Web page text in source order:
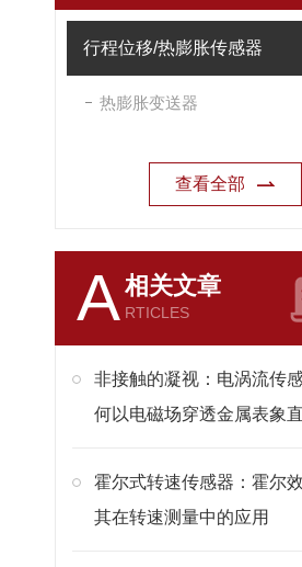
行程位移/热膨胀传感器
热膨胀变送器
查看全部
A相关文章
RTICLES
非接触的凝视：电涡流传
何以电磁场穿透金属表象
霍尔式转速传感器：霍尔
其在转速测量中的应用